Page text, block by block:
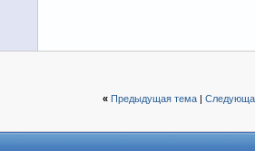
« Предыдущая тема|